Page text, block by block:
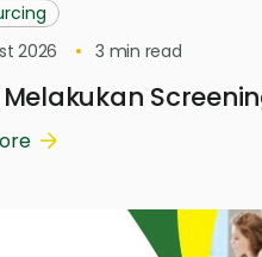
2026
3 min read